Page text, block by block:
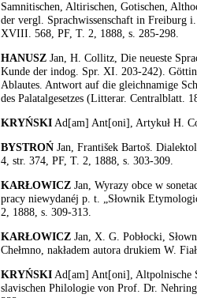
Samnitischen, Altirischen, Gotischen,
der vergl. Sprachwissenschaft in Freiburg
XVIII. 568, PF, T. 2, 1888, s. 285-298.
HANUSZ Jan, H. Collitz, Die neueste
Kunde der indog. Spr. XI. 203-242).
Ablautes. Antwort auf die gleichnamige
des Palatalgesetzes (Litterar. Centralblatt.
KRYŃSKI Ad[am] Ant[oni], Artykuł H.
BYSTROŃ Jan, František Bartoš.
4, str. 374, PF, T. 2, 1888, s. 303-309.
KARŁOWICZ Jan, Wyrazy obce w
pracy niewydanéj p. t. „Słownik
2, 1888, s. 309-313.
KARŁOWICZ Jan, X. G. Pobłocki,
Chełmno, nakładem autora drukiem W.
KRYŃSKI Ad[am] Ant[oni], Altpolnische
slavischen Philologie von Prof. Dr.